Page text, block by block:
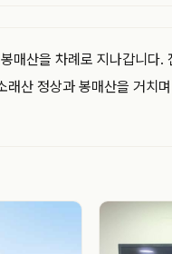
산을 차례로 지나갑니다
산 정상과 봉매산을 거치